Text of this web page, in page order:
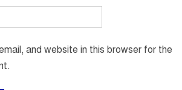
and website in this browser for the